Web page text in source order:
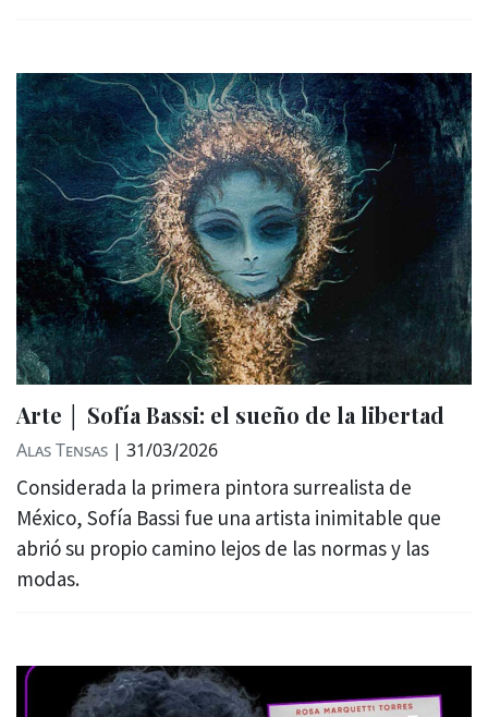
Arte │ Sofía Bassi: el sueño de la libertad
Alas Tensas | 31/03/2026
Considerada la primera pintora surrealista de
México, Sofía Bassi fue una artista inimitable que
abrió su propio camino lejos de las normas y las
modas.